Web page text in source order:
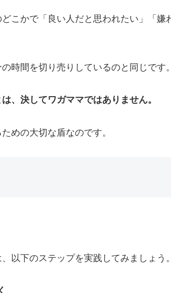
こかで「良い人だと思われたい」「嫌
時間を切り売りしているのと同じです。
、決してワガママではありません。
めの大切な盾なのです。
以下のステップを実践してみましょう。